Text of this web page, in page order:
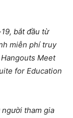
bắt đầu từ
miễn phí truy
Meet
for Education
tham gia